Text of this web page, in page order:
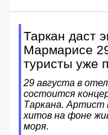
Таркан даст
Мармарисе
туристы уже
29 августа в
состоится
Таркана. Артист
хитов на фоне
моря.